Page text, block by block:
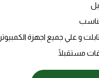
و علي جميع اجهزة الكمبيوتر
مستقبلًا